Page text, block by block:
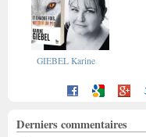
GIEBEL Karine
Derniers commentaires